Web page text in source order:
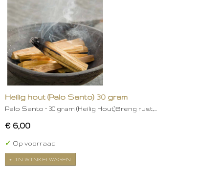
Heilig hout (Palo Santo) 30 gram
Palo Santo – 30 gram (Heilig Hout)Breng rust,…
€ 6,00
✓ Op voorraad
IN WINKELWAGEN